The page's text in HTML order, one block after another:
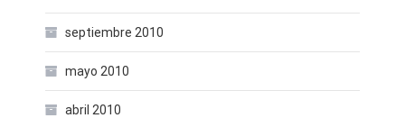
septiembre 2010
mayo 2010
abril 2010